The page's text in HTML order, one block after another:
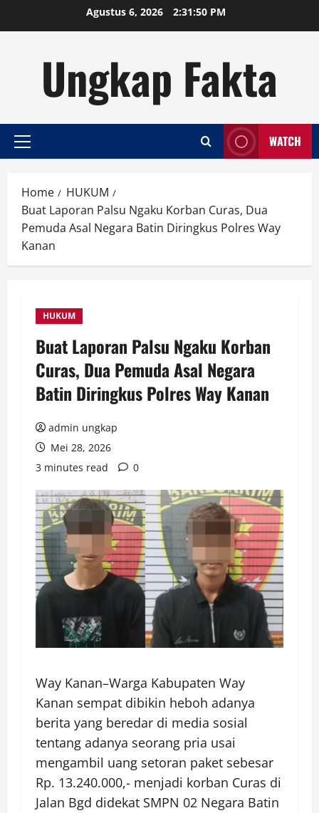
Agustus 6, 2026 2:31:51 PM
Ungkap Fakta
Primary
WATCH
Home
HUKUM
Buat Laporan Palsu Ngaku Korban Curas, Dua
Pemuda Asal Negara Batin Diringkus Polres Way
Kanan
HUKUM
Buat Laporan Palsu Ngaku Korban
Curas, Dua Pemuda Asal Negara
Batin Diringkus Polres Way Kanan
admin ungkap
Mei 28, 2026
3 minutes read
0
Way Kanan–Warga Kabupaten Way
Kanan sempat dibikin heboh adanya
berita yang beredar di media sosial
tentang adanya seorang pria usai
mengambil uang setoran paket sebesar
Rp. 13.240.000,- menjadi korban Curas di
Jalan Bgd didekat SMPN 02 Negara Batin